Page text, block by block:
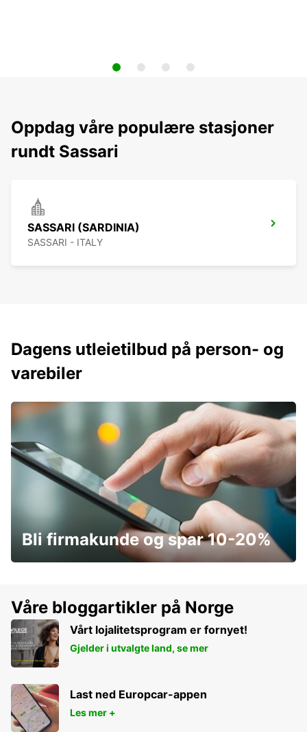
Oppdag våre populære stasjoner
rundt Sassari
SASSARI (SARDINIA)
SASSARI - ITALY
Dagens utleietilbud på person- og
varebiler
Bli firmakunde og spar 10-20%
Våre bloggartikler på Norge
Vårt lojalitetsprogram er fornyet!
Gjelder i utvalgte land, se mer
Last ned Europcar-appen
Les mer +